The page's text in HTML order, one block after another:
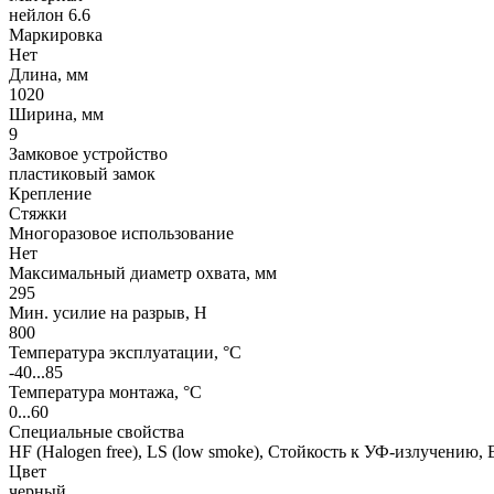
нейлон 6.6
Маркировка
Нет
Длина, мм
1020
Ширина, мм
9
Замковое устройство
пластиковый замок
Крепление
Стяжки
Многоразовое использование
Нет
Максимальный диаметр охвата, мм
295
Мин. усилие на разрыв, Н
800
Температура эксплуатации, °C
-40...85
Температура монтажа, °C
0...60
Специальные свойства
HF (Halogen free), LS (low smoke), Стойкость к УФ-излучению,
Цвет